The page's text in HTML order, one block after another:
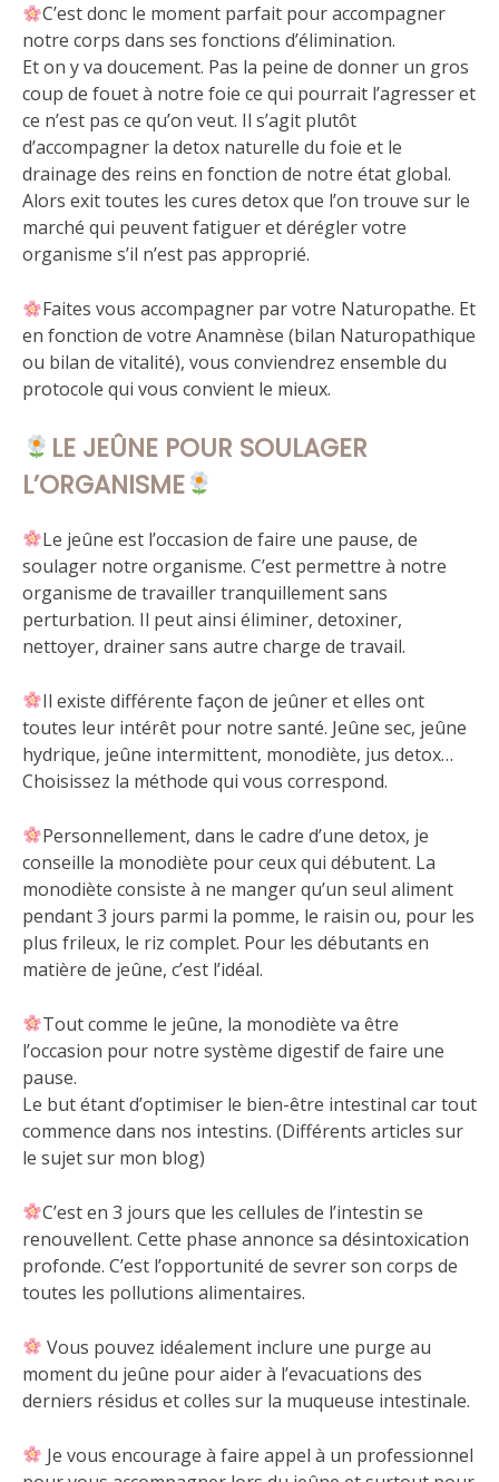
C’est donc le moment parfait pour accompagner
notre corps dans ses fonctions d’élimination.
Et on y va doucement. Pas la peine de donner un gros
coup de fouet à notre foie ce qui pourrait l’agresser et
ce n’est pas ce qu’on veut. Il s’agit plutôt
d’accompagner la detox naturelle du foie et le
drainage des reins en fonction de notre état global.
Alors exit toutes les cures detox que l’on trouve sur le
marché qui peuvent fatiguer et dérégler votre
organisme s’il n’est pas approprié.
Faites vous accompagner par votre Naturopathe. Et
en fonction de votre Anamnèse (bilan Naturopathique
ou bilan de vitalité), vous conviendrez ensemble du
protocole qui vous convient le mieux.
LE JEÛNE POUR SOULAGER
L’ORGANISME
Le jeûne est l’occasion de faire une pause, de
soulager notre organisme. C’est permettre à notre
organisme de travailler tranquillement sans
perturbation. Il peut ainsi éliminer, detoxiner,
nettoyer, drainer sans autre charge de travail.
Il existe différente façon de jeûner et elles ont
toutes leur intérêt pour notre santé. Jeûne sec, jeûne
hydrique, jeûne intermittent, monodiète, jus detox…
Choisissez la méthode qui vous correspond.
Personnellement, dans le cadre d’une detox, je
conseille la monodiète pour ceux qui débutent. La
monodiète consiste à ne manger qu’un seul aliment
pendant 3 jours parmi la pomme, le raisin ou, pour les
plus frileux, le riz complet. Pour les débutants en
matière de jeûne, c’est l’idéal.
Tout comme le jeûne, la monodiète va être
l’occasion pour notre système digestif de faire une
pause.
Le but étant d’optimiser le bien-être intestinal car tout
commence dans nos intestins. (Différents articles sur
le sujet sur mon blog)
C’est en 3 jours que les cellules de l’intestin se
renouvellent. Cette phase annonce sa désintoxication
profonde. C’est l’opportunité de sevrer son corps de
toutes les pollutions alimentaires.
Vous pouvez idéalement inclure une purge au
moment du jeûne pour aider à l’evacuations des
derniers résidus et colles sur la muqueuse intestinale.
Je vous encourage à faire appel à un professionnel